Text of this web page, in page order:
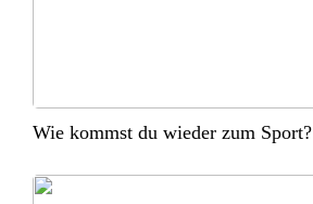
Wie kommst du wieder zum Sport?